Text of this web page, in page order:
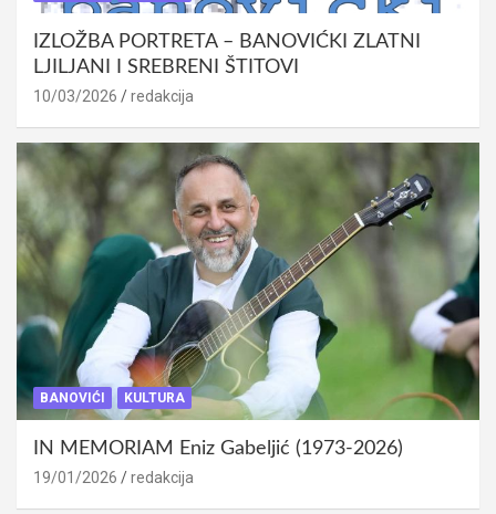
IZLOŽBA PORTRETA – BANOVIĆKI ZLATNI
LJILJANI I SREBRENI ŠTITOVI
10/03/2026 redakcija
BANOVIĆI KULTURA
IN MEMORIAM Eniz Gabeljić (1973-2026)
19/01/2026 redakcija